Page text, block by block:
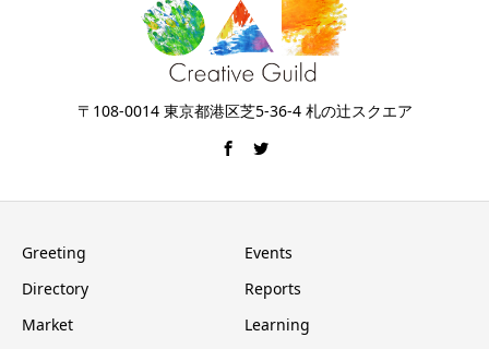
〒108-0014 東京都港区芝5-36-4 札の辻スクエア
Greeting
Events
Directory
Reports
Market
Learning